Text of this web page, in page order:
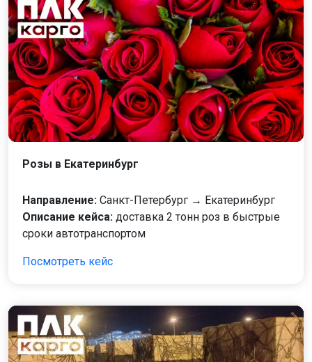
Розы в Екатеринбург
Направление: Санкт-Петербург → Екатеринбург
Описание кейса: доставка 2 тонн роз в быстрые
сроки автотранспортом
Посмотреть кейс